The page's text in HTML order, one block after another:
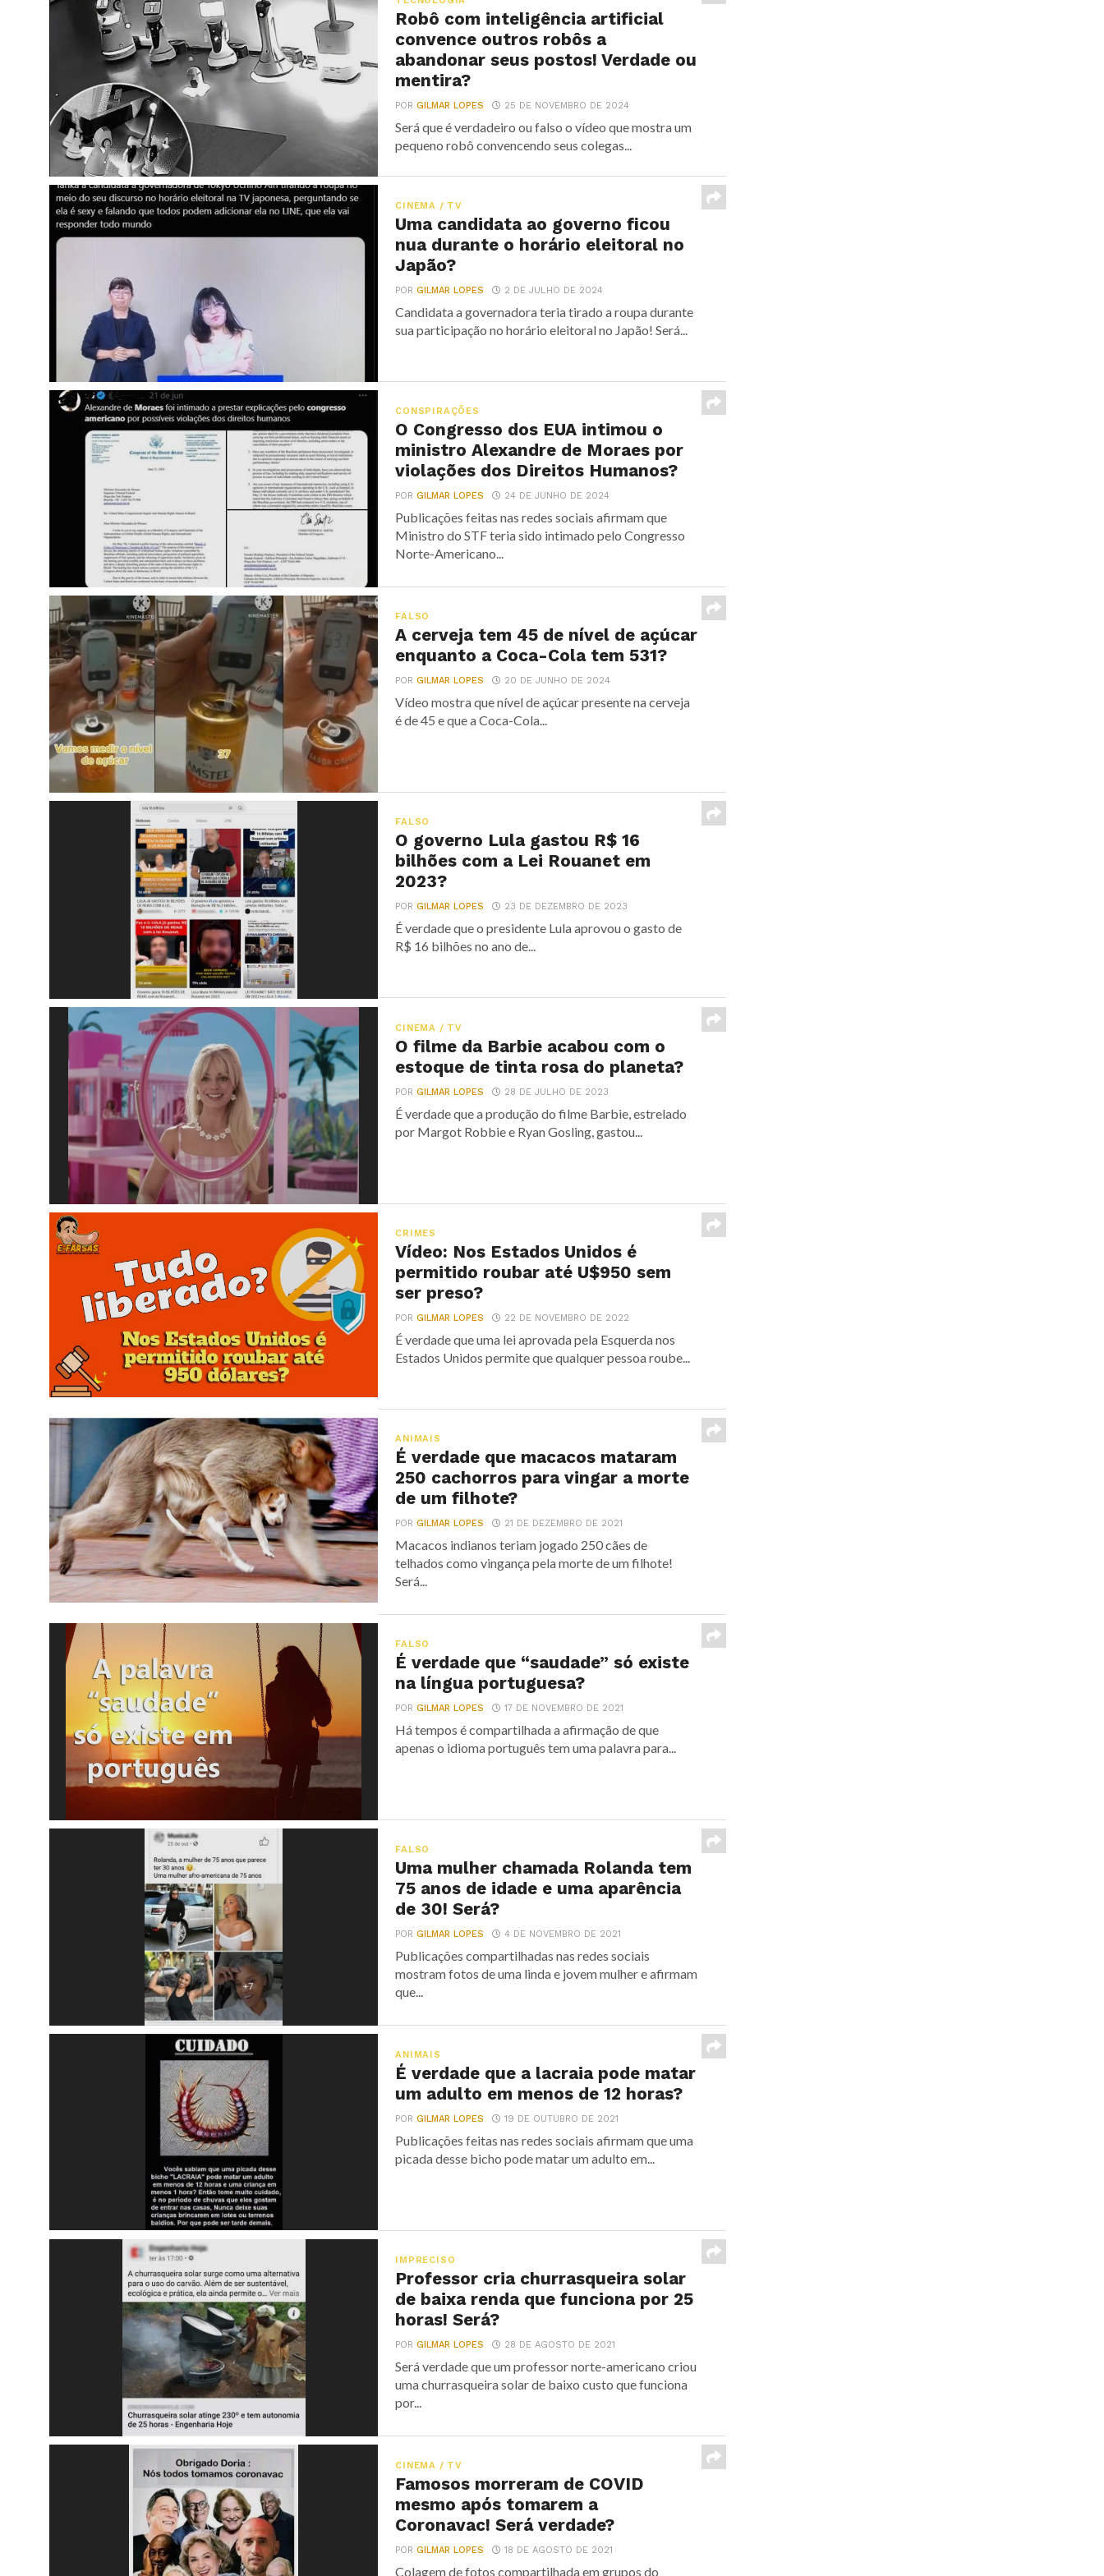
Robô com inteligência artificial
convence outros robôs a
abandonar seus postos! Verdade ou
mentira?
PORGILMAR LOPES 25 DE NOVEMBRO DE 2024
Será que é verdadeiro ou falso o vídeo que mostra um
pequeno robô convencendo seus colegas...
CINEMA / TV
Uma candidata ao governo ficou
nua durante o horário eleitoral no
Japão?
PORGILMAR LOPES 2 DE JULHO DE 2024
Candidata a governadora teria tirado a roupa durante
sua participação no horário eleitoral no Japão! Será...
CONSPIRAÇÕES
O Congresso dos EUA intimou o
ministro Alexandre de Moraes por
violações dos Direitos Humanos?
PORGILMAR LOPES 24 DE JUNHO DE 2024
Publicações feitas nas redes sociais afirmam que
Ministro do STF teria sido intimado pelo Congresso
Norte-Americano...
FALSO
A cerveja tem 45 de nível de açúcar
enquanto a Coca-Cola tem 531?
PORGILMAR LOPES 20 DE JUNHO DE 2024
Vídeo mostra que nível de açúcar presente na cerveja
é de 45 e que a Coca-Cola...
FALSO
O governo Lula gastou R$ 16
bilhões com a Lei Rouanet em
2023?
PORGILMAR LOPES 23 DE DEZEMBRO DE 2023
É verdade que o presidente Lula aprovou o gasto de
R$ 16 bilhões no ano de...
CINEMA / TV
O filme da Barbie acabou com o
estoque de tinta rosa do planeta?
PORGILMAR LOPES 28 DE JULHO DE 2023
É verdade que a produção do filme Barbie, estrelado
por Margot Robbie e Ryan Gosling, gastou...
CRIMES
Vídeo: Nos Estados Unidos é
permitido roubar até U$950 sem
ser preso?
PORGILMAR LOPES 22 DE NOVEMBRO DE 2022
É verdade que uma lei aprovada pela Esquerda nos
Estados Unidos permite que qualquer pessoa roube...
ANIMAIS
É verdade que macacos mataram
250 cachorros para vingar a morte
de um filhote?
PORGILMAR LOPES 21 DE DEZEMBRO DE 2021
Macacos indianos teriam jogado 250 cães de
telhados como vingança pela morte de um filhote!
Será...
FALSO
É verdade que “saudade” só existe
na língua portuguesa?
PORGILMAR LOPES 17 DE NOVEMBRO DE 2021
Há tempos é compartilhada a afirmação de que
apenas o idioma português tem uma palavra para...
FALSO
Uma mulher chamada Rolanda tem
75 anos de idade e uma aparência
de 30! Será?
PORGILMAR LOPES 4 DE NOVEMBRO DE 2021
Publicações compartilhadas nas redes sociais
mostram fotos de uma linda e jovem mulher e afirmam
que...
ANIMAIS
É verdade que a lacraia pode matar
um adulto em menos de 12 horas?
PORGILMAR LOPES 19 DE OUTUBRO DE 2021
Publicações feitas nas redes sociais afirmam que uma
picada desse bicho pode matar um adulto em...
IMPRECISO
Professor cria churrasqueira solar
de baixa renda que funciona por 25
horas! Será?
PORGILMAR LOPES 28 DE AGOSTO DE 2021
Será verdade que um professor norte-americano criou
uma churrasqueira solar de baixo custo que funciona
por...
CINEMA / TV
Famosos morreram de COVID
mesmo após tomarem a
Coronavac! Será verdade?
PORGILMAR LOPES 18 DE AGOSTO DE 2021
Colagem de fotos compartilhada em grupos do